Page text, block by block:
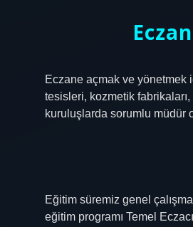
Eczane açmak ve yönetmek
tesisleri, kozmetik
kuruluşlarda sorumlu müdür
Eğitim süremiz genel
eğitim programı Temel